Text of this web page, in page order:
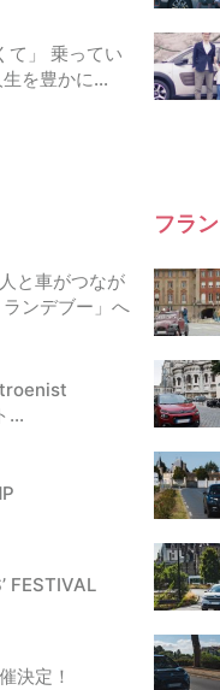
て」 乗ってい
生を豊かに…
と車がつなが
ンデブー」へ
…
FESTIVAL
決定！
フラ